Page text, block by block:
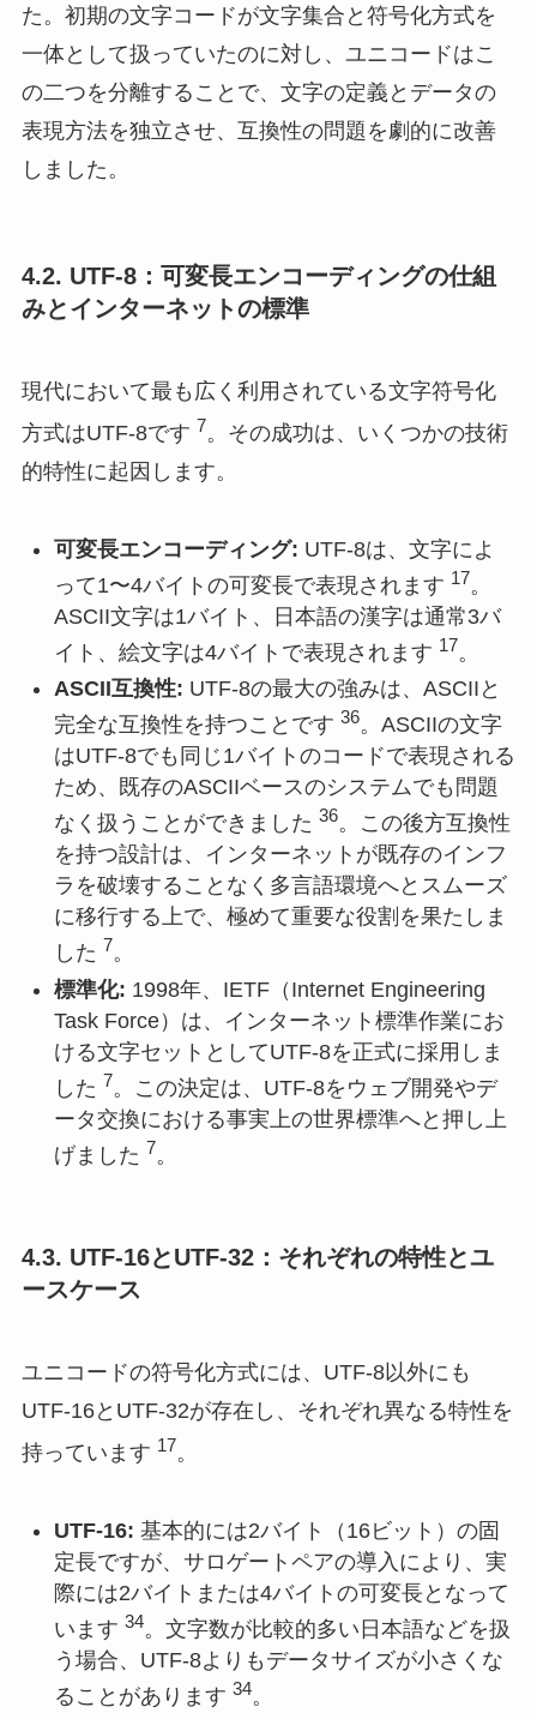
た。初期の文字コードが文字集合と符号化方式を
一体として扱っていたのに対し、ユニコードはこ
の二つを分離することで、文字の定義とデータの
表現方法を独立させ、互換性の問題を劇的に改善
しました。
4.2. UTF-8：可変長エンコーディングの仕組
みとインターネットの標準
現代において最も広く利用されている文字符号化
方式はUTF-8です 7。その成功は、いくつかの技術
的特性に起因します。
可変長エンコーディング: UTF-8は、文字によ
って1〜4バイトの可変長で表現されます 17。
ASCII文字は1バイト、日本語の漢字は通常3バ
イト、絵文字は4バイトで表現されます 17。
ASCII互換性: UTF-8の最大の強みは、ASCIIと
完全な互換性を持つことです 36。ASCIIの文字
はUTF-8でも同じ1バイトのコードで表現される
ため、既存のASCIIベースのシステムでも問題
なく扱うことができました 36。この後方互換性
を持つ設計は、インターネットが既存のインフ
ラを破壊することなく多言語環境へとスムーズ
に移行する上で、極めて重要な役割を果たしま
した 7。
標準化: 1998年、IETF（Internet Engineering
Task Force）は、インターネット標準作業にお
ける文字セットとしてUTF-8を正式に採用しま
した 7。この決定は、UTF-8をウェブ開発やデ
ータ交換における事実上の世界標準へと押し上
げました 7。
4.3. UTF-16とUTF-32：それぞれの特性とユ
ースケース
ユニコードの符号化方式には、UTF-8以外にも
UTF-16とUTF-32が存在し、それぞれ異なる特性を
持っています 17。
UTF-16: 基本的には2バイト（16ビット）の固
定長ですが、サロゲートペアの導入により、実
際には2バイトまたは4バイトの可変長となって
います 34。文字数が比較的多い日本語などを扱
う場合、UTF-8よりもデータサイズが小さくな
ることがあります 34。